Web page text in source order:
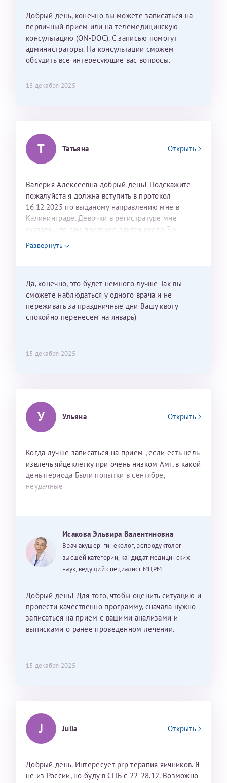
С ней общение было, как с давней знакомой, очень
лёгкое и простое. Вообще в данной клинике весь
персонал очень вежливый и чуткий, прям приятно
находиться. Мы собираемся туда ещё за вторым
ребёнком, и конечно же только к Ринату
26 июля 2026
Добрый день, конечно вы можете записаться на
первичный прием или на телемедицинскую
консультацию (ON-DOC). С записью помогут
администраторы. На консультации сможем
обсудить все интересующие вас вопросы,
18 декабря 2025
Т Татьяна Открыть
Валерия Алексеевна добрый день! Подскажите
пожалуйста я должна вступить в протокол
16.12.2025 по выданому направлению мне в
Калининграде. Девочки в регистратуре мне
сказали, что сам протокол длится около 3-х
недель и 3 недели я должна находится в Питере.
Можно мне новый год провести в Калининграде и
Развернуть
Да, конечно, это будет немного лучше Так вы
сможете наблюдаться у одного врача и не
переживать за праздничные дни Вашу квоту
спокойно перенесем на январь)
15 декабря 2025
У Ульяна Открыть
Когда лучше записаться на прием , если есть цель
извлечь яйцеклетку при очень низком Амг, в какой
день периода Были попытки в сентябре,
неудачные
Исакова Эльвира Валентиновна
Врач акушер-гинеколог, репродуктолог
высшей категории, кандидат медицинских
наук, ведущий специалист МЦРМ
Добрый день! Для того, чтобы оценить ситуацию и
провести качественно программу, сначала нужно
записаться на прием с вашими анализами и
выписками о ранее проведенном лечении.
15 декабря 2025
J Julia Открыть
Добрый день. Интересует prp терапия яичников. Я
не из России, но буду в СПБ с 22-28.12. Возможно